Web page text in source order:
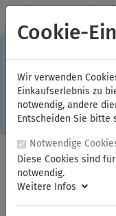
✓Jeden Monat starke
Kostenlose Lieferung
Einkaufserlebnis.
Informationen oder
gespeichert. Ohne
Online-Shops
einverstanden,
Cookie-
Wir verwenden
Einkaufserlebnis zu
notwendig, andere
Entscheiden Sie bitte
Notwendige
Diese Cookies sind
notwendig.
Weitere Infos